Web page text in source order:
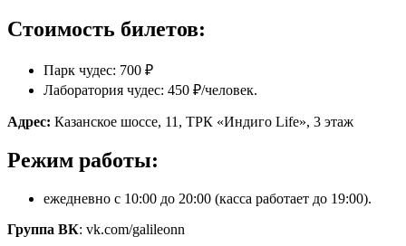
Стоимость билетов:
Парк чудес: 700 ₽
Лаборатория чудес: 450 ₽/человек.
Адрес: Казанское шоссе, 11, ТРК «Индиго Life», 3 этаж
Режим работы:
ежедневно с 10:00 до 20:00 (касса работает до 19:00).
Группа ВК: vk.com/galileonn